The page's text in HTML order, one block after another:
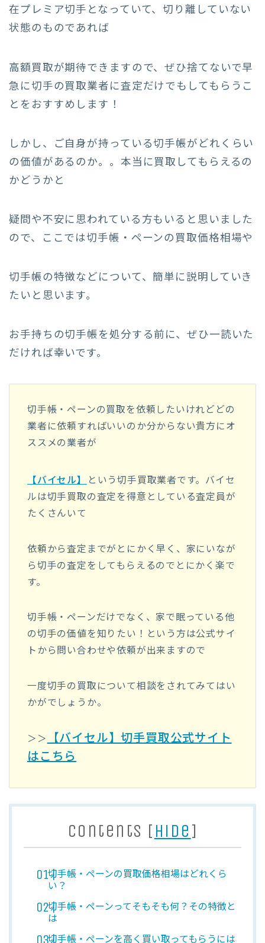
在プレミア切手となっていて、切り離していない
状態のものであれば
高額買取が期待できますので、ぜひ捨てないで早
急に切手の買取業者に査定だけでもしてもらうこ
とをおすすめします！
しかし、ご自身が持っている切手帳がどれくらい
の価値があるのか。。本当に買取してもらえるの
かどうかと
疑問や不安に思われている方もいると思いました
ので、ここでは切手帳・ペーンの買取価格相場や
切手帳の特徴などについて、簡単に説明していき
たいと思います。
お手持ちの切手帳を処分する前に、ぜひ一読いた
だければ幸いです。
切手帳・ペーンの買取を依頼したいけれどどの
業者に依頼すればいいのか分からない貴方にオ
ススメの業者が
【バイセル】
という切手買取業者です。バイセ
ルは切手買取の査定を得意としている査定員が
たくさんいて
依頼から査定までがとにかく早く、家にいなが
ら切手の査定をしてもらえるのでとにかく楽で
す。
切手帳・ペーンだけでなく、家で眠っている他
の切手の価値を知りたい！という方は公式サイ
トから問い合わせや依頼が出来ますので
一度切手の買取について相談をされてみてはい
かがでしょうか。
＞＞【バイセル】切手買取公式サイト
はこちら
Contents [ hide ]
切手帳・ペーンの買取価格相場はどれくら
い？
切手帳・ペーンってそもそも何？その特徴と
は
切手帳・ペーンを高く買い取ってもらうには